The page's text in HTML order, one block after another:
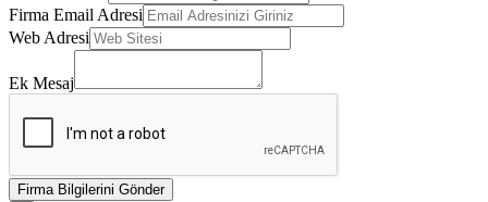
Firma Email Adresi
Web Adresi
Ek Mesaj
Firma Bilgilerini Gönder